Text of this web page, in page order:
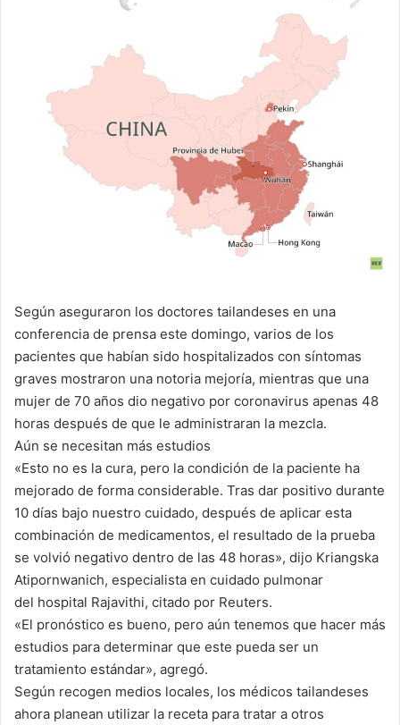
Según aseguraron los doctores tailandeses en una
conferencia de prensa este domingo, varios de los
pacientes que habían sido hospitalizados con síntomas
graves mostraron una notoria mejoría, mientras que una
mujer de 70 años dio negativo por coronavirus apenas 48
horas después de que le administraran la mezcla.
Aún se necesitan más estudios
«Esto no es la cura, pero la condición de la paciente ha
mejorado de forma considerable. Tras dar positivo durante
10 días bajo nuestro cuidado, después de aplicar esta
combinación de medicamentos, el resultado de la prueba
se volvió negativo dentro de las 48 horas», dijo Kriangska
Atipornwanich, especialista en cuidado pulmonar
del hospital Rajavithi, citado por Reuters.
«El pronóstico es bueno, pero aún tenemos que hacer más
estudios para determinar que este pueda ser un
tratamiento estándar», agregó.
Según recogen medios locales, los médicos tailandeses
ahora planean utilizar la receta para tratar a otros